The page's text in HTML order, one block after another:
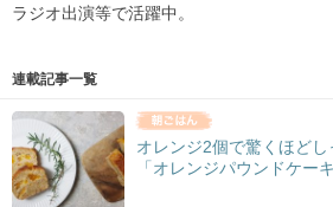
ラジオ出演等で活躍中。
連載記事一覧
オレンジ2個で驚くほど
「オレンジパウンドケーキ